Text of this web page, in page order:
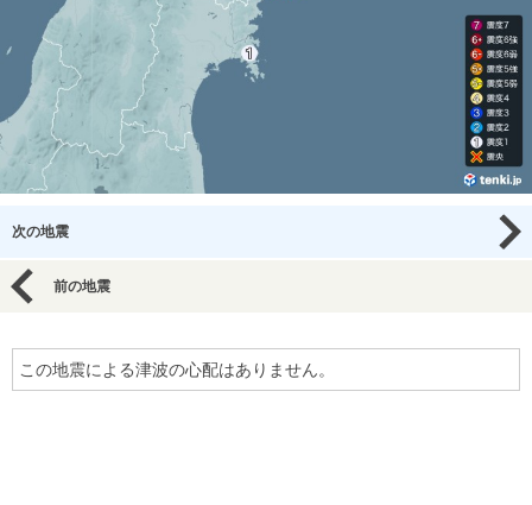
次の地震
前の地震
この地震による津波の心配はありません。